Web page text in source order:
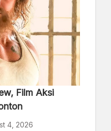
Film Aksi
4, 2026